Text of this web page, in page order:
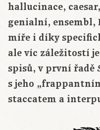
hallucinace,
genialní, ensembl,
míře i díky
ale víc záležitostí
spisů, v první řadě
s jeho
staccatem a